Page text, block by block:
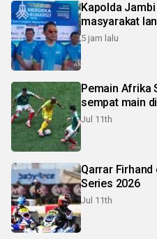
Kapolda
masyarakat
5 jam lalu
Pemain Afrika
sempat main
Jul 11th
Qarrar Firhand
Series 2026
Jul 11th